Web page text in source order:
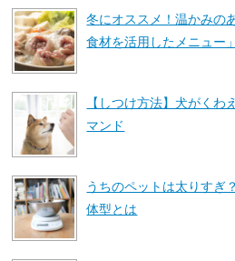
冬にオススメ！温かみの
食材を活用したメニュー」
【しつけ方法】犬がくわ
マンド
うちのペットは太りすぎ
体型とは